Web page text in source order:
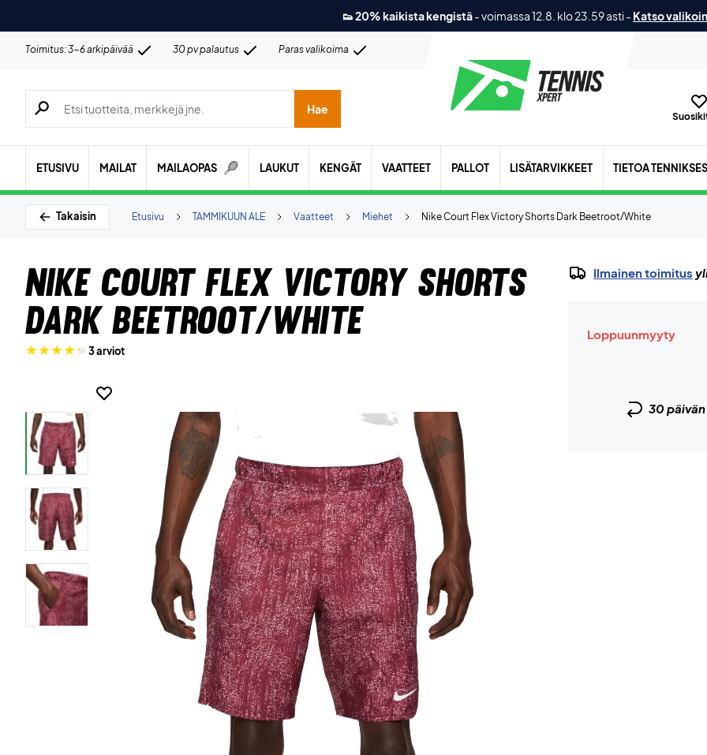
👟 20% kaikista kengistä-voimassa 12.8. klo 23.59 asti- Katso
Toimitus: 3-6 arkipäivää 30 pv palautus Paras valikoima
Hae tuotteita, merkkejä jne.
Hae
ETUSIVU MAILAT MAILAOPAS LAUKUT KENGÄT VAATTEET PALLOT LISÄTARVIKKEET TIETOA
Takaisin Nike Court Flex Victory Shorts Dark Beetroot/White
Miehet
Vaatteet
TAMMIKUUN ALE
Etusivu
Nike Court Flex Victory Shorts
Dark Beetroot/White
3 arviot
Ilmainen toimitus
Loppuunmyyty
30 päivän